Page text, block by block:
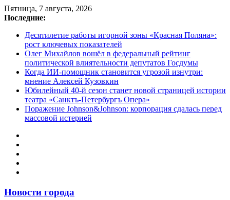
Перейти
к
Пятница, 7 августа, 2026
Последние:
Десятилетие работы игорной зоны «Красная Поляна»:
рост ключевых показателей
Олег Михайлов вошёл в федеральный рейтинг
политической влиятельности депутатов Госдумы
Когда ИИ-помощник становится угрозой изнутри:
мнение Алексей Кузовкин
Юбилейный 40-й сезон станет новой страницей истории
театра «Санктъ-Петербургъ Опера»
Поражение Johnson&Johnson: корпорация сдалась перед
массовой истерией
Новости города